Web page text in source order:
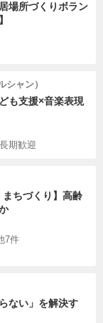
場所づくりボラン
ャン）
も支援×音楽表現
長期歓迎
まちづくり】高齢
7件
ない」を解決す